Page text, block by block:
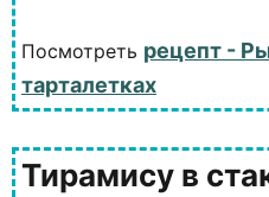
Посмотреть рецепт -
тарталетках
Тирамису в